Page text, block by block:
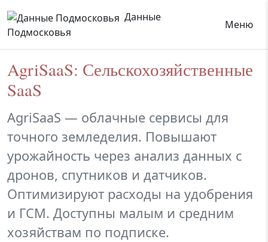
Данные
Подмосковья
Меню
AgriSaaS: Сельскохозяйственные
SaaS
AgriSaaS — облачные сервисы для
точного земледелия. Повышают
урожайность через анализ данных с
дронов, спутников и датчиков.
Оптимизируют расходы на удобрения
и ГСМ. Доступны малым и средним
хозяйствам по подписке.